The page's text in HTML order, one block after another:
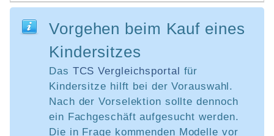
Vorgehen beim Kauf eines
Kindersitzes
Das TCS Vergleichsportal für
Kindersitze hilft bei der Vorauswahl.
Nach der Vorselektion sollte dennoch
ein Fachgeschäft aufgesucht werden.
Die in Frage kommenden Modelle vor